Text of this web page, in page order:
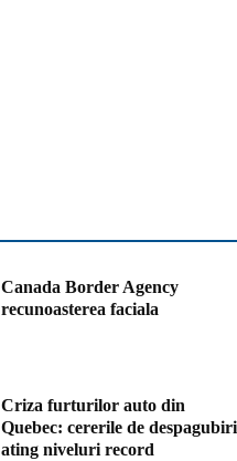
Canada Border Agency
recunoasterea faciala
Criza furturilor auto din
Quebec: cererile de despagubiri
ating niveluri record